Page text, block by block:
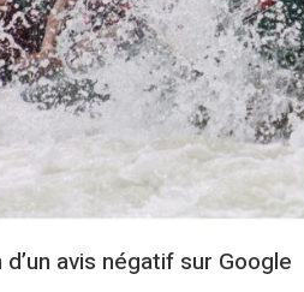
avis négatif sur Google